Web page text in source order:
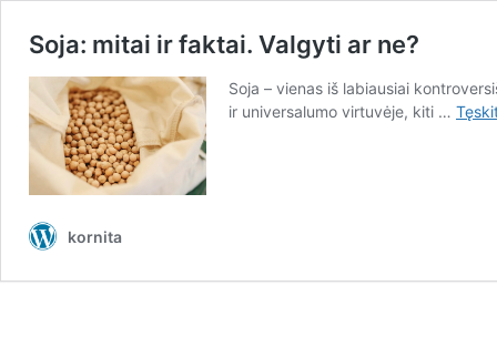
Soja: mitai ir faktai. Valgyti ar ne?
Soja – vienas iš labiausiai
ir universalumo virtuvėje, kiti …
kornita